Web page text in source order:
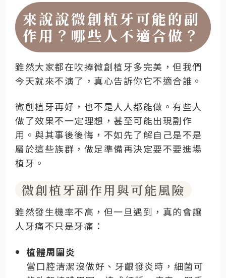
來說說微創植牙可能的副
作用？哪些人不適合做？
雖然大家都在吹捧微創植牙多完美，但我們
今天就來不演了，真心告訴你它不適合誰。
微創植牙再好，也不是人人都能做。有些人
做了效果不一定理想，甚至可能出現副作
用。與其事後後悔，不如先了解自己是不是
屬於這些族群，做足準備再決定要不要進場
植牙。
微創植牙副作用與可能風險
雖然發生機率不高，但一旦遇到，真的會讓
人牙痛不只是牙痛：
植體周圍炎
當口腔清潔沒做好、牙齦發炎時，細菌可